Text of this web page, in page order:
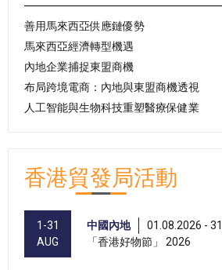
善用馬來西亞供應鏈優勢
馬來西亞經濟轉型機遇
內地企業捕捉東盟商機
布局跨境電商：內地與東盟商機透視
人工智能與生物科技重塑醫療保健業
香港貿發局活動
1-31
AUG
中國內地
01.08.2026 -
「香港好物節」 2026